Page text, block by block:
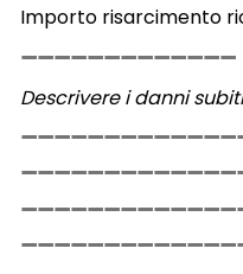
Importo risarcimento
Descrivere i danni subiti